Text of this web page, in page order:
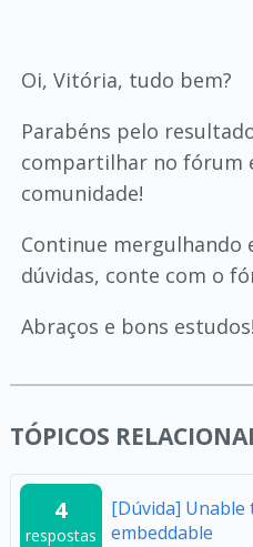
Oi, Vitória, tudo bem?
Parabéns pelo
compartilhar no fórum
comunidade!
Continue mergulhando
dúvidas, conte com o
Abraços e bons estudos!
TÓPICOS
4
respostas
[Dúvida]
embeddable